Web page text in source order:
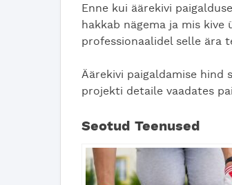
Enne kui äärekivi
hakkab nägema ja mis kive
professionaalidel selle ära
Äärekivi paigaldamise
projekti detaile vaadates
Seotud Teenused